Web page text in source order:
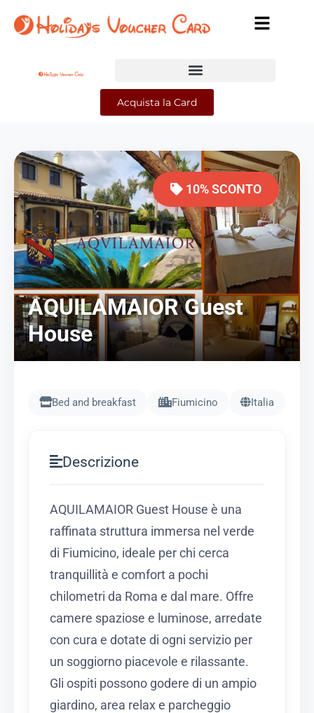
Acquista la Card
10% SCONTO
AQUILAMAIOR Guest
House
Bed and breakfast Fiumicino Italia
Descrizione
AQUILAMAIOR Guest House è una
raffinata struttura immersa nel verde
di Fiumicino, ideale per chi cerca
tranquillità e comfort a pochi
chilometri da Roma e dal mare. Offre
camere spaziose e luminose, arredate
con cura e dotate di ogni servizio per
un soggiorno piacevole e rilassante.
Gli ospiti possono godere di un ampio
giardino, area relax e parcheggio